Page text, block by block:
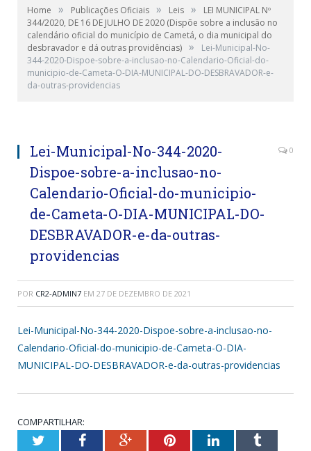
Home » Publicações Oficiais » Leis »
LEI MUNICIPAL Nº
344/2020, DE 16 DE JULHO DE 2020 (Dispõe sobre a inclusão no
calendário oficial do município de Cametá, o dia municipal do
desbravador e dá outras providências) »
Lei-Municipal-No-
344-2020-Dispoe-sobre-a-inclusao-no-Calendario-Oficial-do-
municipio-de-Cameta-O-DIA-MUNICIPAL-DO-DESBRAVADOR-e-
da-outras-providencias
Lei-Municipal-No-344-2020-
Dispoe-sobre-a-inclusao-no-
Calendario-Oficial-do-municipio-
de-Cameta-O-DIA-MUNICIPAL-DO-
DESBRAVADOR-e-da-outras-
providencias
0
POR CR2-ADMIN7 EM 27 DE DEZEMBRO DE 2021
Lei-Municipal-No-344-2020-Dispoe-sobre-a-inclusao-no-
Calendario-Oficial-do-municipio-de-Cameta-O-DIA-
MUNICIPAL-DO-DESBRAVADOR-e-da-outras-providencias
COMPARTILHAR:
TwitterFacebookGoogle+PinterestLinkedInTumblr